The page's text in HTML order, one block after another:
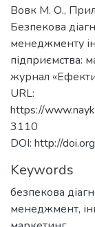
Вовк М. О.,
Безпекова
менеджменту
підприємства:
журнал
URL:
https://
3110
DOI: http://
Keywords
безпекова
менеджмент,